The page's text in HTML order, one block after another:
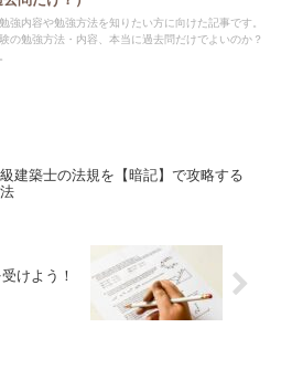
強内容や勉強方法を知りたい方に向けた記事です。
の勉強方法・内容、本当に過去問だけでよいのか？
建築士の法規を【暗記】で攻略する
けよう！